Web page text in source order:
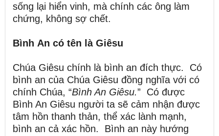
sống lại hiển vinh, mà chính các ông làm
chứng, không sợ chết.
Bình An có tên là Giêsu
Chúa Giêsu chính là bình an đích thực. Có
bình an của Chúa Giêsu đồng nghĩa với có
chính Chúa, “Bình An Giêsu.” Có được
Bình An Giêsu người ta sẽ cảm nhận được
tâm hồn thanh thản, thể xác lành mạnh,
bình an cả xác hồn. Bình an này hướng